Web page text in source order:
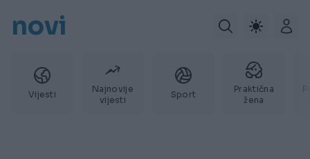
novi
Vijesti
Najnovije
vijesti
Sport
Praktična
žena